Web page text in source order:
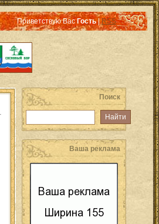
Приветствую Вас Гость|RSS
Поиск
Ваша реклама